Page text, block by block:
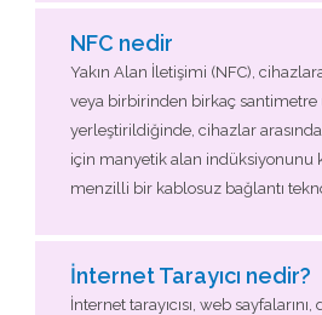
NFC nedir
Yakın Alan İletişimi (NFC),
veya birbirinden birkaç santimetre
yerleştirildiğinde, cihazlar
için manyetik alan indüksiyonunu
menzilli bir kablosuz bağlantı
İnternet Tarayıcı nedir?
İnternet tarayıcısı, web